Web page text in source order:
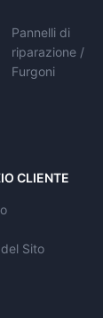
Pannelli di
riparazione /
Furgoni
CLIENTE
Sito